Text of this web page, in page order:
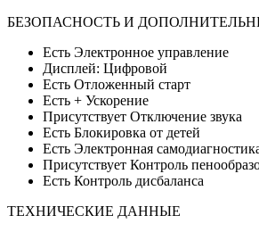
БЕЗОПАСНОСТЬ И
Есть Электронное управление
Дисплей: Цифровой
Есть Отложенный старт
Есть + Ускорение
Присутствует Отключение звука
Есть Блокировка от детей
Есть Электронная
Присутствует Контроль
Есть Контроль дисбаланса
ТЕХНИЧЕСКИЕ ДАННЫЕ